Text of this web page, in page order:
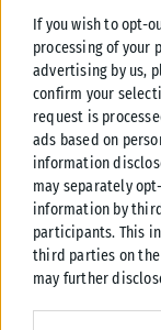
If you wish to opt-
processing of your
advertising by us,
confirm your
request is
ads based on
information
may separately
information by
participants. This
third parties on the
may further
Please note that
Σχετικά Άρθρα